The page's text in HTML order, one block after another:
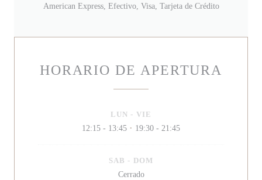
American Express, Efectivo, Visa, Tarjeta de Crédito
HORARIO DE APERTURA
LUN - VIE
12:15 - 13:45 • 19:30 - 21:45
SAB - DOM
Cerrado